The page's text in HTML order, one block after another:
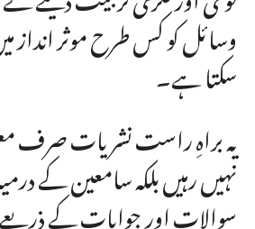
وسائل کو کس طرح موثر انداز
سکتا ہے۔
یہ براہِ راست نشریات صرف
نہیں رہیں بلکہ سامعین کے
سوالات اور جوابات کے